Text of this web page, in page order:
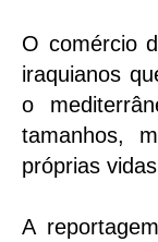
O comércio
iraquianos
o
tamanhos,
próprias
A